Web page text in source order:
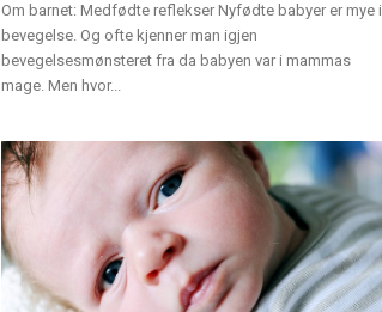
Om barnet: Medfødte reflekser Nyfødte babyer er mye i
bevegelse. Og ofte kjenner man igjen
bevegelsesmønsteret fra da babyen var i mammas
mage. Men hvor...